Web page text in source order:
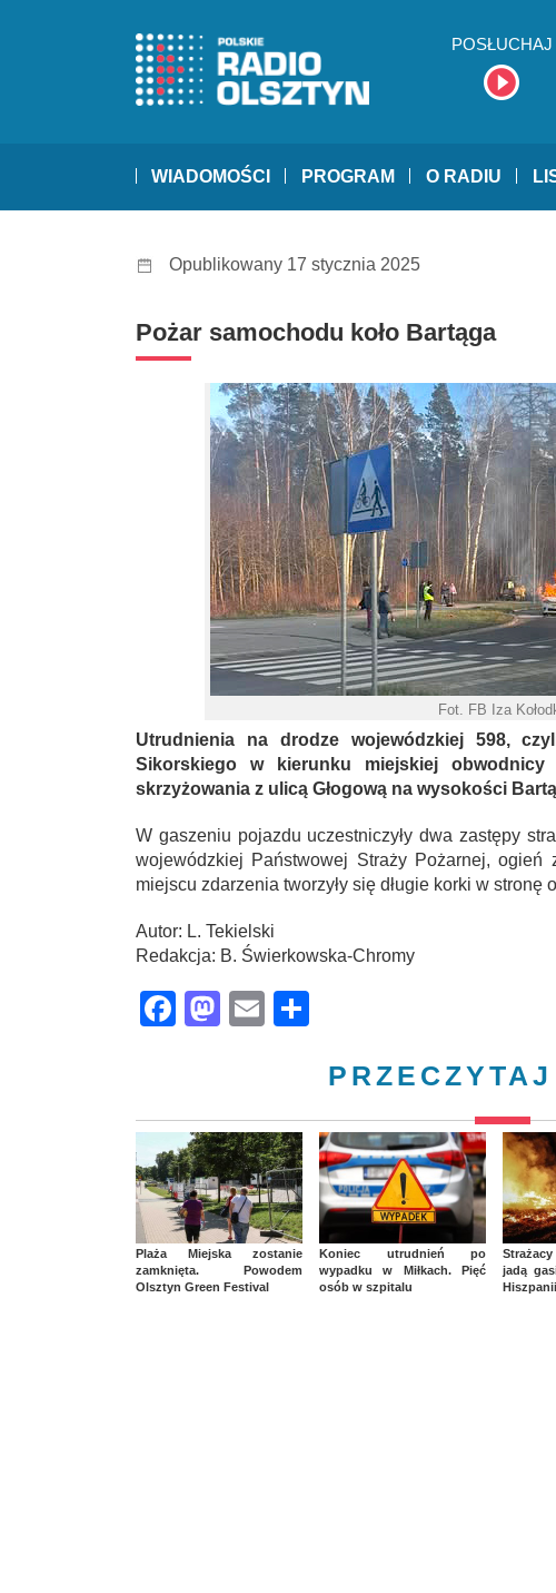
POSŁUCHAJ
WIADOMOŚCI PROGRAM O RADIU
Opublikowany 17 stycznia 2025
Pożar samochodu koło Bartąga
Fot. FB Iza
Utrudnienia na drodze wojewódzkiej 598,
Sikorskiego w kierunku miejskiej
skrzyżowania z ulicą Głogową na wysokości
W gaszeniu pojazdu uczestniczyły dwa zastępy
wojewódzkiej Państwowej Straży Pożarnej, ogień
miejscu zdarzenia tworzyły się długie korki w stronę
Autor: L. Tekielski
Redakcja: B. Świerkowska-Chromy
Facebook
Mastodon
Email
Plaża Miejska zostanie
zamknięta. Powodem
Olsztyn Green Festival
Koniec utrudnień po
wypadku w Miłkach. Pięć
osób w szpitalu
jadą
Hiszpanii